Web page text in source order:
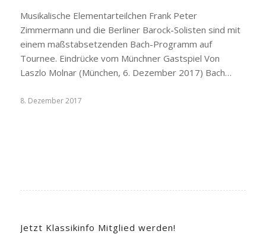
Musikalische Elementarteilchen Frank Peter
Zimmermann und die Berliner Barock-Solisten sind mit
einem maßstabsetzenden Bach-Programm auf
Tournee. Eindrücke vom Münchner Gastspiel Von
Laszlo Molnar (München, 6. Dezember 2017) Bach…
8. Dezember 2017
Jetzt Klassikinfo Mitglied werden!